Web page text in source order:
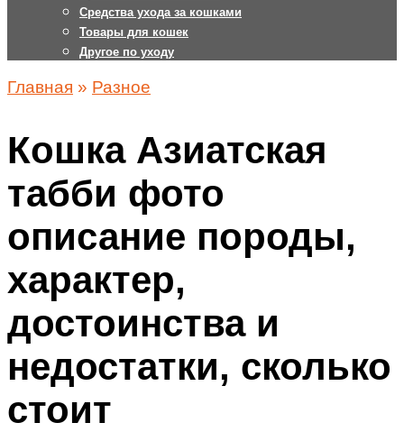
Средства ухода за кошками
Товары для кошек
Другое по уходу
Главная » Разное
Кошка Азиатская
табби фото
описание породы,
характер,
достоинства и
недостатки, сколько
стоит